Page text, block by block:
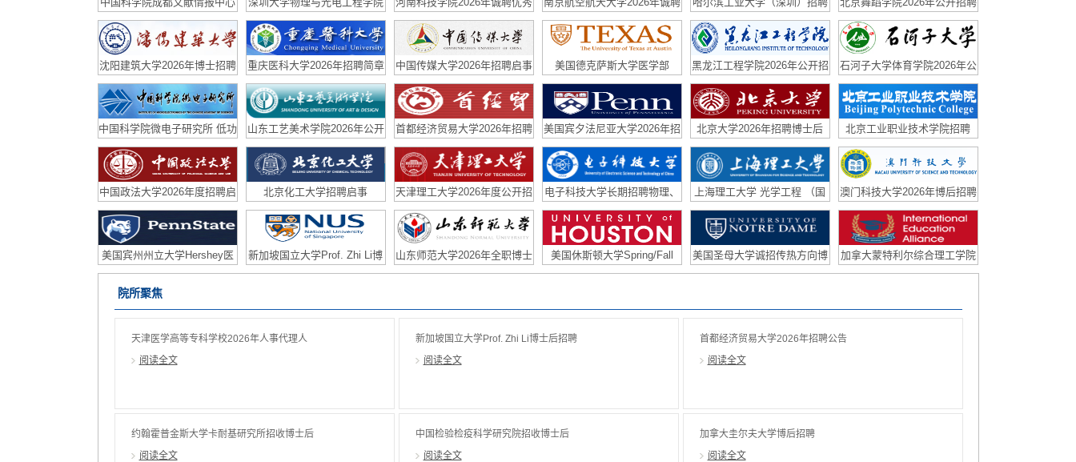
特别研究助理招聘启事
徐世祥教授课题组诚聘博士后/
专职副研究员
人才
海内外优秀人才
博士后
沈阳建筑大学2026年博士招聘 重庆医科大学2026年招聘简章 中国传媒大学2026年招聘启事
美国德克萨斯大学医学部
(UTMB)免疫微生物和疫苗中
心招聘优秀博士后
黑龙江工程学院2026年公开招
聘公告
石河子大学体育学院2026年公
开招聘
中国科学院微电子研究所 低功
耗智能芯片与系统团队招聘
山东工艺美术学院2026年公开
招聘
首都经济贸易大学2026年招聘
公告
美国宾夕法尼亚大学2026年招
聘
北京大学2026年招聘博士后 北京工业职业技术学院招聘
中国政法大学2026年度招聘启
事
北京化工大学招聘启事
天津理工大学2026年度公开招
聘方案（博士岗）
电子科技大学长期招聘物理、
光学工程方向博士后
上海理工大学 光学工程 （国
家优青课题组）招沪江师资博
后
澳门科技大学2026年博后招聘
美国宾州州立大学Hershey医
学中心招聘白血病与肿瘤方向
博士后
新加坡国立大学Prof. Zhi Li博
士后招聘
山东师范大学2026年全职博士
后研究人员招聘简章
美国休斯顿大学Spring/Fall
PhD & Postdoc Openings
美国圣母大学诚招传热方向博
后
加拿大蒙特利尔综合理工学院
招半导体材料与器件方向硕
院所聚焦
天津医学高等专科学校2026年人事代理人
员公开招聘公告
阅读全文
新加坡国立大学Prof. Zhi Li博士后招聘
阅读全文
首都经济贸易大学2026年招聘公告
阅读全文
约翰霍普金斯大学卡耐基研究所招收博士后
阅读全文
中国检验检疫科学研究院招收博士后
阅读全文
加拿大圭尔夫大学博后招聘
阅读全文